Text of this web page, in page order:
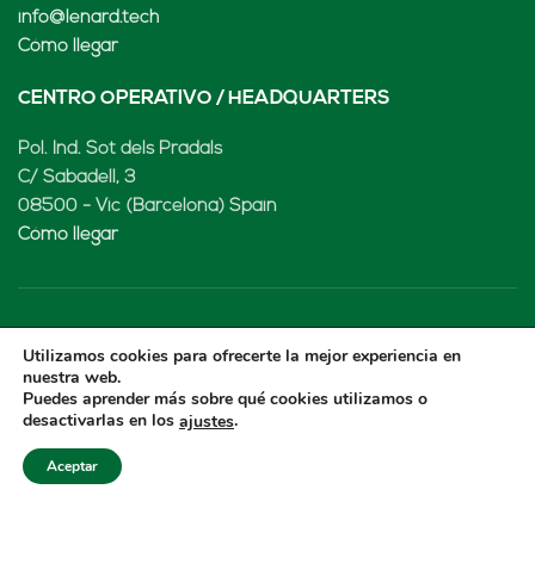
info@lenard.tech
Cómo llegar
CENTRO OPERATIVO / HEADQUARTERS
Pol. Ind. Sot dels Pradals
C/ Sabadell, 3
08500 - Vic (Barcelona) Spain
Cómo llegar
Rio Atoyac 30. Parque Industrial Empresarial
Cuautlancingo
Cuautlancingo, 72730 Puebla (México)
+52 222 2319969
Utilizamos cookies para ofrecerte la mejor experiencia en
nuestra web.
Puedes aprender más sobre qué cookies utilizamos o
desactivarlas en los ajustes.
Aceptar